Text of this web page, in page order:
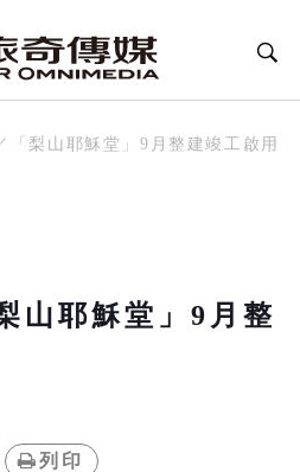
「梨山耶穌堂」9月整建竣工啟用
山耶穌堂」9月整
列印